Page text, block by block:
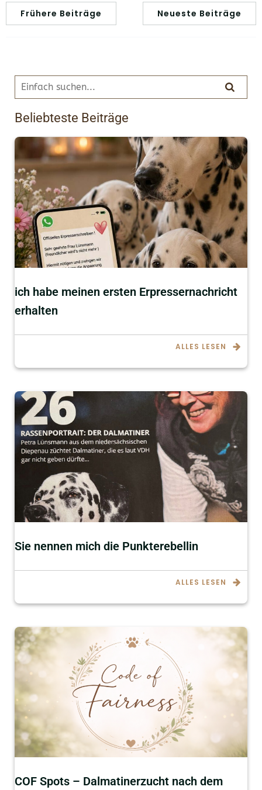
Frühere Beiträge Neueste Beiträge
Beliebteste Beiträge
ich habe meinen ersten Erpressernachricht
erhalten
ALLES LESEN
Sie nennen mich die Punkterebellin
ALLES LESEN
COF Spots – Dalmatinerzucht nach dem